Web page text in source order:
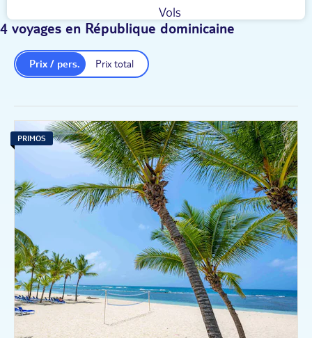
Vols
4 voyages en République dominicaine
Prix total
Prix / pers.
PRIMOS